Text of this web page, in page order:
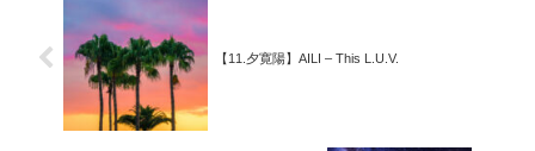
【11.夕寛陽】AILI – This L.U.V.